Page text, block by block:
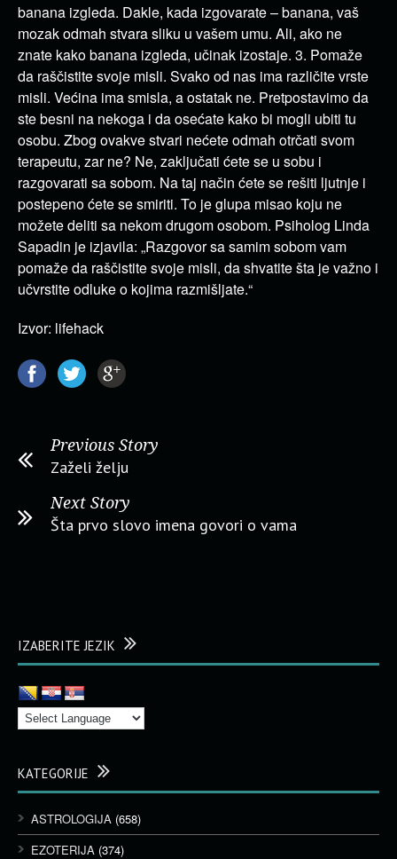
banana izgleda. Dakle, kada izgovarate – banana, vaš
mozak odmah stvara sliku u vašem umu. Ali, ako ne
znate kako banana izgleda, učinak izostaje. 3. Pomaže
da raščistite svoje misli. Svako od nas ima različite vrste
misli. Većina ima smisla, a ostatak ne. Pretpostavimo da
ste besni na nekoga i da osećate kako bi mogli ubiti tu
osobu. Zbog ovakve stvari nećete odmah otrčati svom
terapeutu, zar ne? Ne, zaključati ćete se u sobu i
razgovarati sa sobom. Na taj način ćete se rešiti ljutnje i
postepeno ćete se smiriti. To je glupa misao koju ne
možete deliti sa nekom drugom osobom. Psiholog Linda
Sapadin je izjavila: „Razgovor sa samim sobom vam
pomaže da raščistite svoje misli, da shvatite šta je važno i
učvrstite odluke o kojima razmišljate.“
Izvor: lifehack
Previous Story
Zaželi želju
Next Story
Šta prvo slovo imena govori o vama
IZABERITE JEZIK
KATEGORIJE
ASTROLOGIJA (658)
EZOTERIJA (374)